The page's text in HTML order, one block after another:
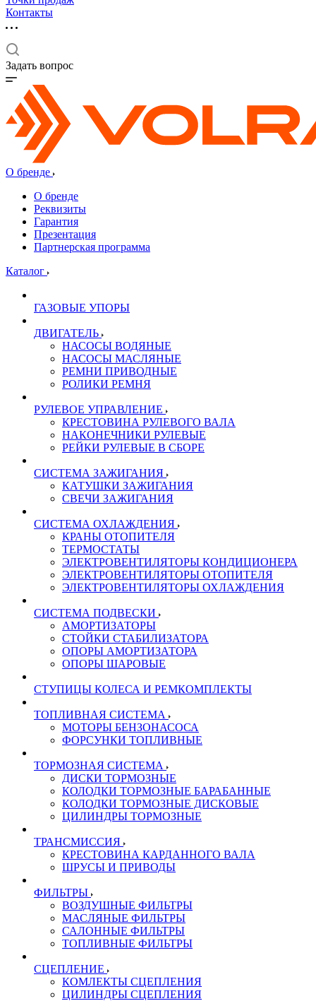
Контакты
Задать вопрос
О бренде
О бренде
Реквизиты
Гарантия
Презентация
Партнерская программа
Каталог
ГАЗОВЫЕ УПОРЫ
ДВИГАТЕЛЬ
НАСОСЫ ВОДЯНЫЕ
НАСОСЫ МАСЛЯНЫЕ
РЕМНИ ПРИВОДНЫЕ
РОЛИКИ РЕМНЯ
РУЛЕВОЕ УПРАВЛЕНИЕ
КРЕСТОВИНА РУЛЕВОГО ВАЛА
НАКОНЕЧНИКИ РУЛЕВЫЕ
РЕЙКИ РУЛЕВЫЕ В СБОРЕ
СИСТЕМА ЗАЖИГАНИЯ
КАТУШКИ ЗАЖИГАНИЯ
СВЕЧИ ЗАЖИГАНИЯ
СИСТЕМА ОХЛАЖДЕНИЯ
КРАНЫ ОТОПИТЕЛЯ
ТЕРМОСТАТЫ
ЭЛЕКТРОВЕНТИЛЯТОРЫ КОНДИЦИОНЕРА
ЭЛЕКТРОВЕНТИЛЯТОРЫ ОТОПИТЕЛЯ
ЭЛЕКТРОВЕНТИЛЯТОРЫ ОХЛАЖДЕНИЯ
СИСТЕМА ПОДВЕСКИ
АМОРТИЗАТОРЫ
СТОЙКИ СТАБИЛИЗАТОРА
ОПОРЫ АМОРТИЗАТОРА
ОПОРЫ ШАРОВЫЕ
СТУПИЦЫ КОЛЕСА И РЕМКОМПЛЕКТЫ
ТОПЛИВНАЯ СИСТЕМА
МОТОРЫ БЕНЗОНАСОСА
ФОРСУНКИ ТОПЛИВНЫЕ
ТОРМОЗНАЯ СИСТЕМА
ДИСКИ ТОРМОЗНЫЕ
КОЛОДКИ ТОРМОЗНЫЕ БАРАБАННЫЕ
КОЛОДКИ ТОРМОЗНЫЕ ДИСКОВЫЕ
ЦИЛИНДРЫ ТОРМОЗНЫЕ
ТРАНСМИССИЯ
КРЕСТОВИНА КАРДАННОГО ВАЛА
ШРУСЫ И ПРИВОДЫ
ФИЛЬТРЫ
ВОЗДУШНЫЕ ФИЛЬТРЫ
МАСЛЯНЫЕ ФИЛЬТРЫ
САЛОННЫЕ ФИЛЬТРЫ
ТОПЛИВНЫЕ ФИЛЬТРЫ
СЦЕПЛЕНИЕ
КОМЛЕКТЫ СЦЕПЛЕНИЯ
ЦИЛИНДРЫ СЦЕПЛЕНИЯ